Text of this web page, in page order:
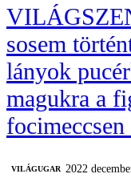
sosem
lányok
magukra a
VILÁGUGAR 2022